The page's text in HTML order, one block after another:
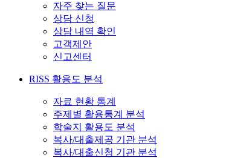
자주 찾는 질문
상담 신청
상담 내역 확인
고객제안
신고센터
RISS 활용도 분석
자료 현황 통계
주제별 활용통계 분석
학술지 활용도 분석
복사/대출제공 기관 분석
복사/대출신청 기관 분석